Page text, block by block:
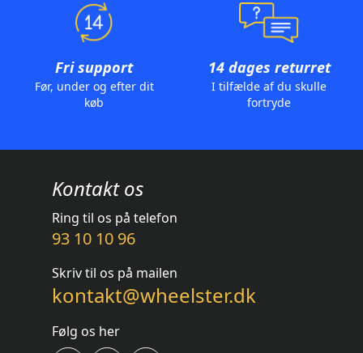
Fri support
Før, under og efter dit
køb
14 dages returret
I tilfælde af du skulle
fortryde
Kontakt os
Ring til os på telefon
93 10 10 96
Skriv til os på mailen
kontakt@wheelster.dk
Følg os her